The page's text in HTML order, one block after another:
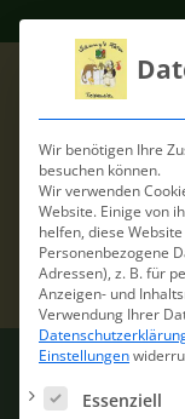
Wir benötigen Ihre
besuchen können.
Wir verwenden
Website. Einige von
helfen, diese
Personenbezogene
Adressen), z. B. für
Anzeigen- und
Verwendung Ihrer
Einstellungen
Es folgt eine
Essenziell